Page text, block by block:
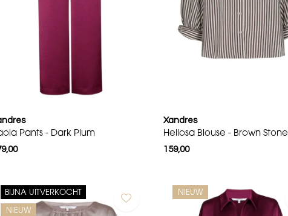
Pants - Dark Plum
Xandres
Heliosa Blouse - Brown Stone
159,00
BIJNA UITVERKOCHT
NIEUW
NIEUW